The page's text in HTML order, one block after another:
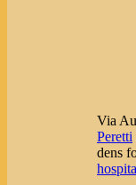
Via
Peretti
dens